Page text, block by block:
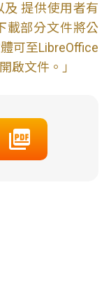
提供使用者有
載部分文件將公
可至LibreOffice
啟文件。」